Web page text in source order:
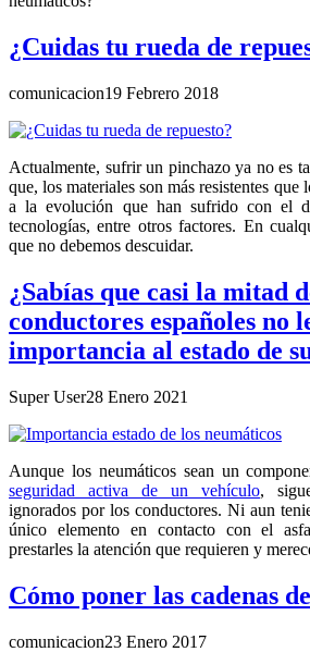
¿Cuidas tu rueda de
comunicacion19 Febrero 2018
Actualmente, sufrir un pinchazo ya no es
que, los materiales son más resistentes que
a la evolución que han sufrido con el
tecnologías, entre otros factores. En
que no debemos descuidar.
¿Sabías que casi la mitad
conductores españoles no
importancia al estado de
Super User28 Enero 2021
Aunque los neumáticos sean un
seguridad activa de un vehículo,
ignorados por los conductores. Ni aun
único elemento en contacto con el
prestarles la atención que requieren y
Cómo poner las cadenas
comunicacion23 Enero 2017